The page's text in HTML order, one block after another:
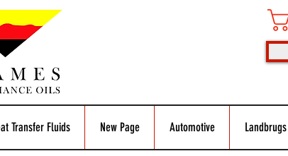
Transfer Fluids New Page Automotive Landbrugs